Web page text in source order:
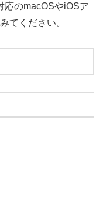
応のmacOSやiOSア
てください。